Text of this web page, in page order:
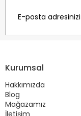
Kurumsal
Hakkımızda
Blog
Mağazamız